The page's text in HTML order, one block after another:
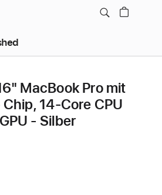
MacBook Pro mit
14‑Core CPU
- Silber